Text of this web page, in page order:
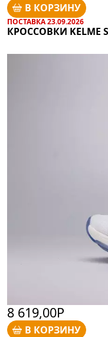
В КОРЗИНУ
ПОСТАВКА 23.09.2026
КРОССОВКИ KELME
8 619,00Р
В КОРЗИНУ